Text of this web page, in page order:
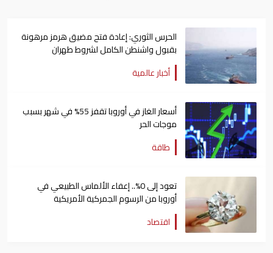
الحرس الثوري: إعادة فتح مضيق هرمز مرهونة
بقبول واشنطن الكامل لشروط طهران
أخبار عالمية
أسعار الغاز في أوروبا تقفز 55% في شهر بسبب
موجات الحر
طاقة
تعود إلى 0%.. إعفاء الألماس الطبيعي في
أوروبا من الرسوم الجمركية الأمريكية
اقتصاد